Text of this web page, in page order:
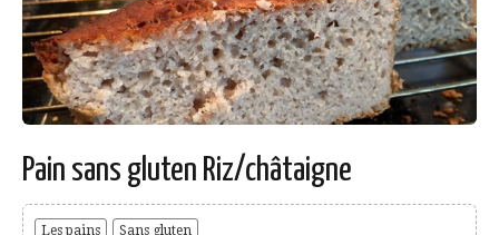
Pain sans gluten Riz/châtaigne
Les pains Sans gluten